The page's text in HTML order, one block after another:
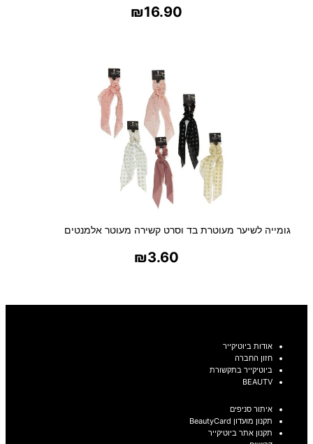
₪16.90
גומייה לשיער מעוטרת בד וסרט קשירה מעוטר אלמנטים
₪3.60
אודות ביוטיקייר
חזון החברה
ביוטיקייר בתקשורת
BEAUTV
איתור סניפים
תקנון מועדון BeautyCard
תקנון אתר ביוטיקייר